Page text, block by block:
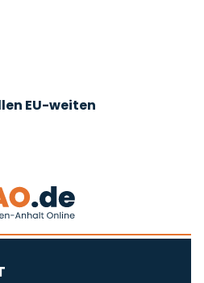
EU-weiten